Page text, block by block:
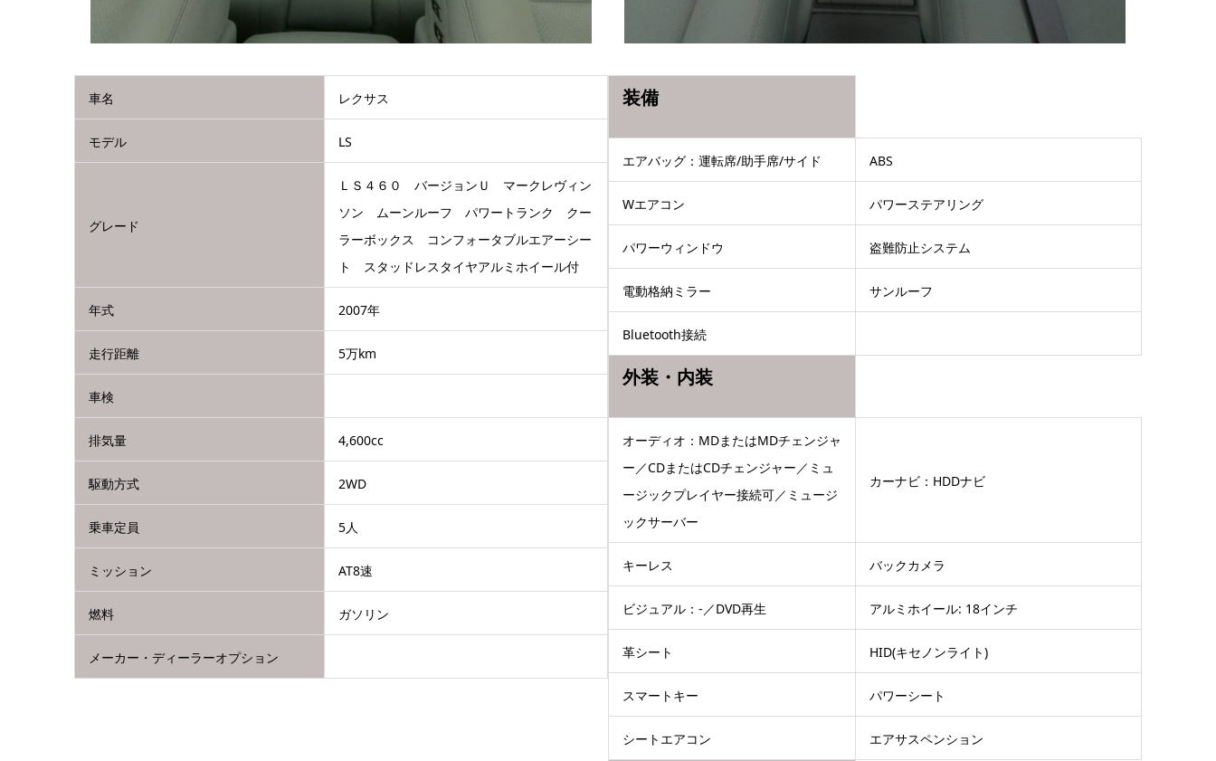
車名 レクサス
モデル LS
グレード
ＬＳ４６０ バージョンＵ マークレヴィン
ソン ムーンルーフ パワートランク クー
ラーボックス コンフォータブルエアーシー
ト スタッドレスタイヤアルミホイール付
年式 2007年
走行距離 5万km
車検
排気量 4,600cc
駆動方式 2WD
乗車定員 5人
ミッション AT8速
燃料 ガソリン
メーカー・ディーラーオプション
装備
エアバッグ：運転席/助手席/サイド ABS
Wエアコン パワーステアリング
パワーウィンドウ 盗難防止システム
電動格納ミラー サンルーフ
Bluetooth接続
外装・内装
オーディオ：MDまたはMDチェンジャ
ー／CDまたはCDチェンジャー／ミュ
ージックプレイヤー接続可／ミュージ
ックサーバー
カーナビ：HDDナビ
キーレス バックカメラ
ビジュアル：-／DVD再生 アルミホイール: 18インチ
革シート HID(キセノンライト)
スマートキー パワーシート
シートエアコン エアサスペンション